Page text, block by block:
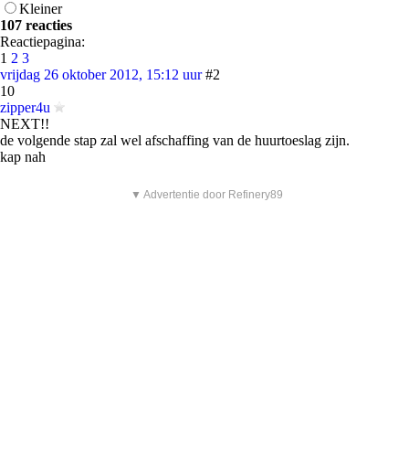
Kleiner
107 reacties
Reactiepagina:
1 2 3
vrijdag 26 oktober 2012, 15:12 uur #2
10
zipper4u
NEXT!!
de volgende stap zal wel afschaffing van de huurtoeslag zijn.
kap nah
▼ Advertentie door Refinery89